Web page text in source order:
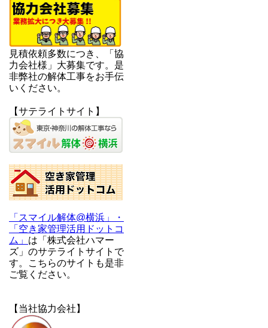
見積依頼多数につき、「協
力会社様」大募集です。是
非弊社の解体工事をお手伝
いください。
【サテライトサイト】
「スマイル解体@横浜」・
「空き家管理活用ドットコ
ム」 は「株式会社ハマー
ズ」のサテライトサイトで
す。こちらのサイトも是非
ご覧ください。
【当社協力会社】